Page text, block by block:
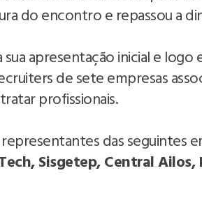
do encontro e repassou a
sua apresentação inicial e
de sete empresas
profissionais.
das seguintes
Sisgetep, Central